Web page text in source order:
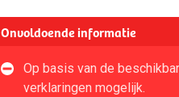
Onvoldoende informatie
Op basis van de
verklaringen mogelijk.